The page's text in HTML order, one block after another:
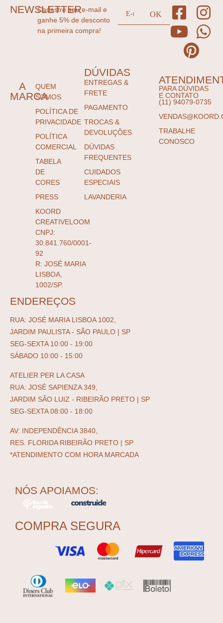
NEWSLETTER
Cadastre seu e-mail e
ganhe 5% de desconto
na primeira compra!
A
MARCA
QUEM
SOMOS
POLÍTICA DE
PRIVACIDADE
POLÍTICA
COMERCIAL
TABELA
DE
CORES
PRESS
KOORD
CREATIVELOOM
CNPJ:
30.841.760/0001-
92
R: JOSÉ MARIA
LISBOA,
1002/SP.
DÚVIDAS
ENTREGAS &
FRETE
PAGAMENTO
TROCAS &
DEVOLUÇÕES
DÚVIDAS
FREQUENTES
CUIDADOS
ESPECIAIS
LAVANDERIA
PARA DÚVIDAS
E CONTATO
(11) 94079-0735
TRABALHE
CONOSCO
ENDEREÇOS
RUA: JOSÉ MARIA LISBOA 1002,
JARDIM PAULISTA - SÃO PAULO | SP
SEG-SEXTA 10:00 - 19:00
SÁBADO 10:00 - 15:00
ATELIER PER LA CASA
RUA: JOSÉ SAPIENZA 349,
JARDIM SÃO LUIZ - RIBEIRÃO PRETO | SP
SEG-SEXTA 08:00 - 18:00
AV: INDEPENDÊNCIA 3840,
RES. FLORIDA RIBEIRÃO PRETO | SP
*ATENDIMENTO COM HORA MARCADA
NÓS APOIAMOS:
COMPRA SEGURA